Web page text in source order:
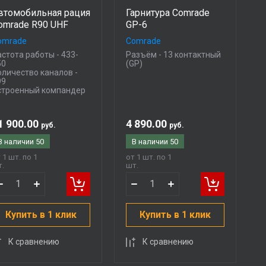
рация
R90 UHF
работы - 433-
каналов -
компандер
наличии 50
900.00 руб.
1 шт. по 1
Купить в 1 клик
К сравнению
Гарнитура Comrade
GP-6
Comrade
Разъём - 13 контактный
(GP)
В наличии 50
4 890.00 руб.
от 1 шт. по 1
шт.
Купить в 1 клик
К сравнению